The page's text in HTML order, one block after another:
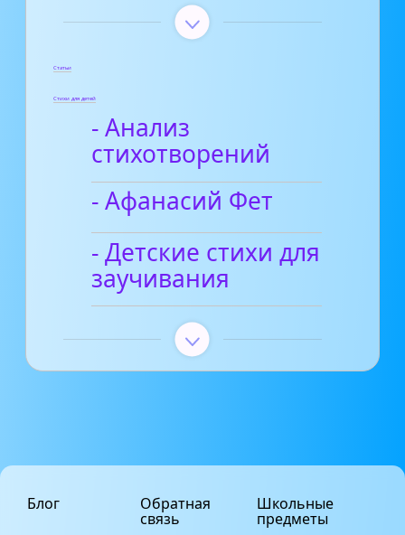
Статьи
Стихи для детей
- Анализ
стихотворений
- Афанасий Фет
- Детские стихи для
заучивания
Блог Обратная
связь
Школьные
предметы